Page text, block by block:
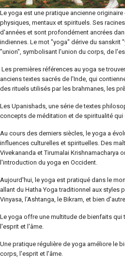
Le yoga est une pratique ancienne
physiques, mentaux et spirituels. Ses
d'années et sont profondément ancrées
indiennes. Le mot "yoga" dérive du sanskrit
"union", symbolisant l'union du corps, de
Les premières références au yoga se
anciens textes sacrés de l'Inde, qui
des rituels utilisés par les brahmanes, les
Les Upanishads, une série de textes
concepts de méditation et de spiritualité
Au cours des derniers siècles, le yoga a
influences culturelles et spirituelles. Des
Vivekananda et Tirumalai Krishnamacharya
l'introduction du yoga en Occident.
Aujourd'hui, le yoga est pratiqué dans le
allant du Hatha Yoga traditionnel aux styles
Vinyasa, l'Ashtanga, le Bikram, et bien
Le yoga offre une multitude de bienfaits qui
l'esprit et l'âme.
Une pratique régulière de yoga améliore le
corps, l'esprit et l'âme.